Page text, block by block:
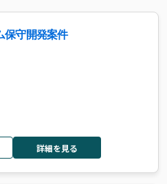
保守開発案件
詳細を見る